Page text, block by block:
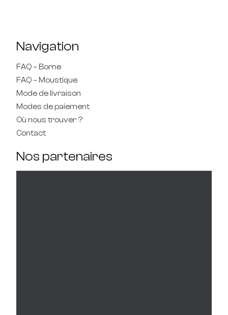
Navigation
FAQ – Borne
FAQ – Moustique
Mode de livraison
Modes de paiement
Où nous trouver ?
Contact
Nos partenaires